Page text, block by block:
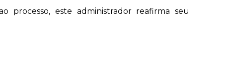
processo, este administrador reafirma seu